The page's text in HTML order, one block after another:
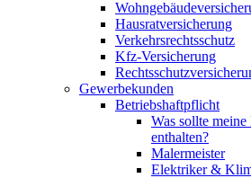
Hausratversicherung
Verkehrsrechtsschutz
Kfz-Versicherung
Gewerbekunden
Betriebshaftpflicht
Was sollte
enthalten?
Malermeister
Elektriker &